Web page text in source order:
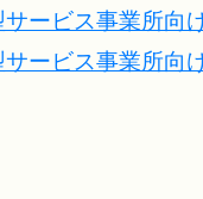
サービス事業所向
サービス事業所向